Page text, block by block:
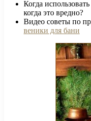
Когда
когда это вредно?
Видео советы по
веники для бани